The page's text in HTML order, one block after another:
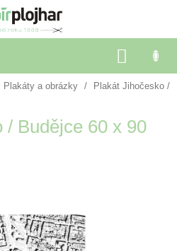
KOŠÍK
Plakáty a obrázky /
Plakát Jihočesko /
/ Budějce 60 x 90